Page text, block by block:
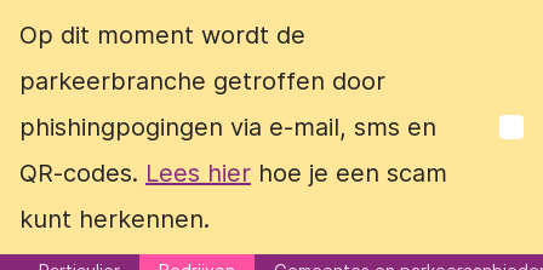
Op dit moment wordt de
parkeerbranche getroffen door
phishingpogingen via e-mail, sms en
QR-codes. Lees hier hoe je een scam
kunt herkennen.
Op dit moment wordt de
parkeerbranche getroffen door
phishingpogingen via e-mail, sms en
QR-codes. Lees hier hoe je een scam
kunt herkennen.